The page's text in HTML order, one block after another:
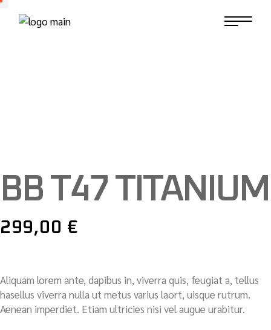
Skip
BB T47 TITANIUM
299,00 €
Aliquam lorem ante, dapibus in, viverra quis, feugiat a, tellus
hasellus viverra nulla ut metus varius laort, uisque rutrum.
Aenean imperdiet. Etiam ultricies nisi vel augue urabitur.